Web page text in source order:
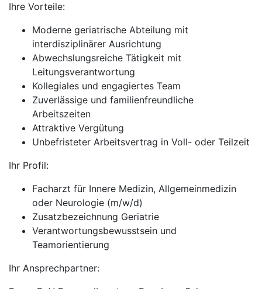
Ihre Vorteile:
Moderne geriatrische Abteilung mit
interdisziplinärer Ausrichtung
Abwechslungsreiche Tätigkeit mit
Leitungsverantwortung
Kollegiales und engagiertes Team
Zuverlässige und familienfreundliche
Arbeitszeiten
Attraktive Vergütung
Unbefristeter Arbeitsvertrag in Voll- oder Teilzeit
Ihr Profil:
Facharzt für Innere Medizin, Allgemeinmedizin
oder Neurologie (m/w/d)
Zusatzbezeichnung Geriatrie
Verantwortungsbewusstsein und
Teamorientierung
Ihr Ansprechpartner: